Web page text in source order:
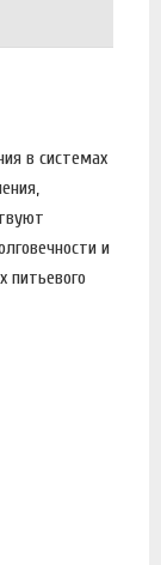
в системах
и
питьевого